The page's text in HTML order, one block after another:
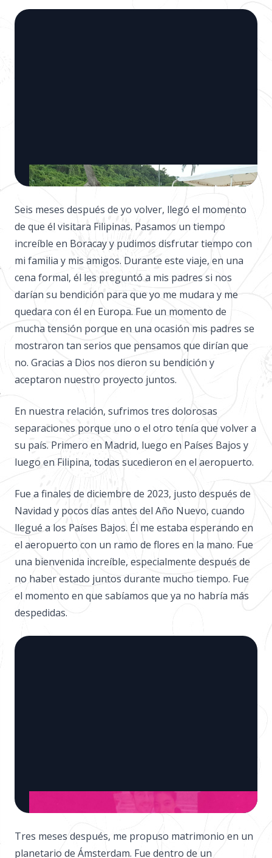
Seis meses después de yo volver, llegó el momento
de que él visitara Filipinas. Pasamos un tiempo
increíble en Boracay y pudimos disfrutar tiempo con
mi familia y mis amigos. Durante este viaje, en una
cena formal, él les preguntó a mis padres si nos
darían su bendición para que yo me mudara y me
quedara con él en Europa. Fue un momento de
mucha tensión porque en una ocasión mis padres se
mostraron tan serios que pensamos que dirían que
no. Gracias a Dios nos dieron su bendición y
aceptaron nuestro proyecto juntos.
En nuestra relación, sufrimos tres dolorosas
separaciones porque uno o el otro tenía que volver a
su país. Primero en Madrid, luego en Países Bajos y
luego en Filipina, todas sucedieron en el aeropuerto.
Fue a finales de diciembre de 2023, justo después de
Navidad y pocos días antes del Año Nuevo, cuando
llegué a los Países Bajos. Él me estaba esperando en
el aeropuerto con un ramo de flores en la mano. Fue
una bienvenida increíble, especialmente después de
no haber estado juntos durante mucho tiempo. Fue
el momento en que sabíamos que ya no habría más
despedidas.
Tres meses después, me propuso matrimonio en un
planetario de Ámsterdam. Fue dentro de un